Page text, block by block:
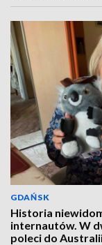
GDAŃSK
Historia
internautów. W
poleci do